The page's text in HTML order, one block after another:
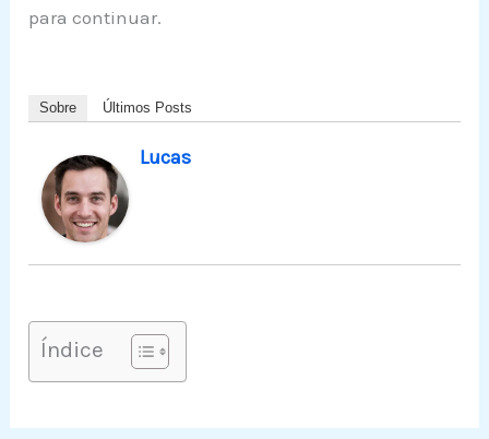
para continuar.
Sobre Últimos Posts
Lucas
Índice